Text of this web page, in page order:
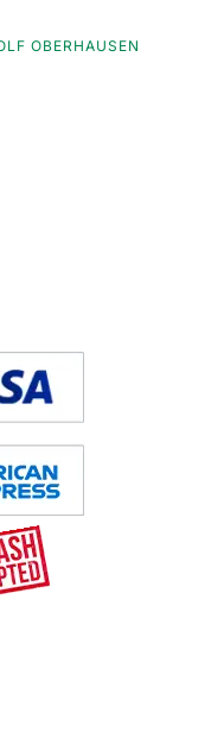
OBERHAUSEN